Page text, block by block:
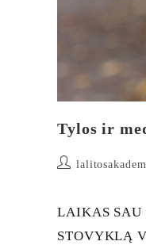
Tylos ir
LAIKAS SAU
STOVYKLĄ